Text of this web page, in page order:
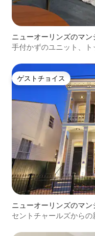
ニューオーリンズのマン
手付かずのユニット、
ゲストチョイス
ゲストチョイス
ニューオーリンズのマン
セントチャールズから